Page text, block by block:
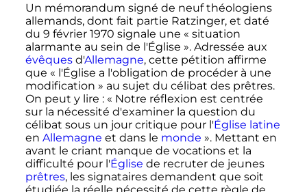
Un mémorandum signé de neuf théologiens
allemands, dont fait partie Ratzinger, et daté
du 9 février 1970 signale une « situation
alarmante au sein de l'Église ». Adressée aux
évêquesd'Allemagne, cette pétition affirme
que « l'Église a l'obligation de procéder à une
modification » au sujet du célibat des prêtres.
On peut y lire : « Notre réflexion est centrée
sur la nécessité d'examiner la question du
célibat sous un jour critique pour l'Église latine
en Allemagne et dans le monde ». Mettant en
avant le criant manque de vocations et la
difficulté pour l'Église de recruter de jeunes
prêtres, les signataires demandent que soit
étudiée la réelle nécessité de cette règle de